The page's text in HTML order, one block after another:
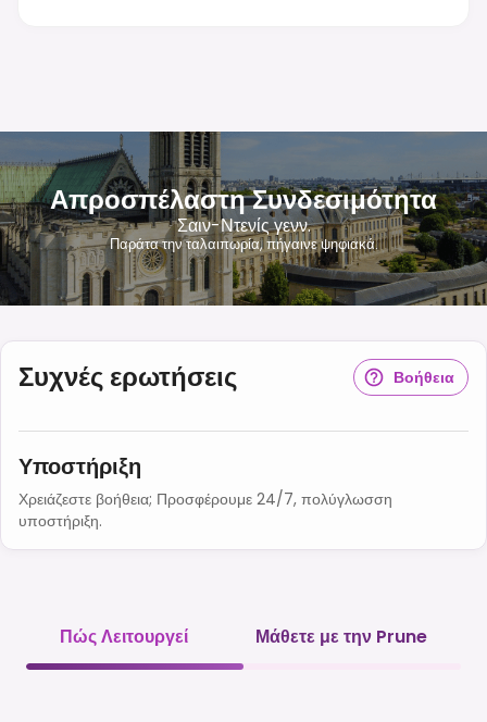
Απροσπέλαστη Συνδεσιμότητα
Σαιν-Ντενίς γενν.
Παράτα την ταλαιπωρία, πήγαινε ψηφιακά.
Συχνές ερωτήσεις Βοήθεια
Υποστήριξη
Χρειάζεστε βοήθεια; Προσφέρουμε 24/7, πολύγλωσση
υποστήριξη.
Πώς Λειτουργεί Μάθετε με την Prune